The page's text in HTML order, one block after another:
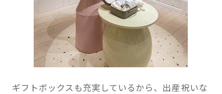
ギフトボックスも充実しているから、出産祝いな